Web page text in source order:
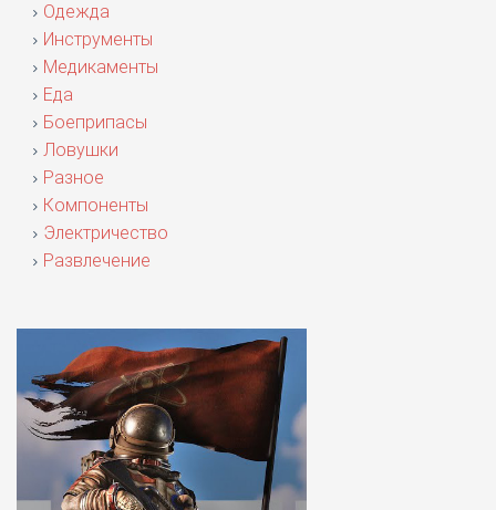
Одежда
Инструменты
Медикаменты
Еда
Боеприпасы
Ловушки
Разное
Компоненты
Электричество
Развлечение